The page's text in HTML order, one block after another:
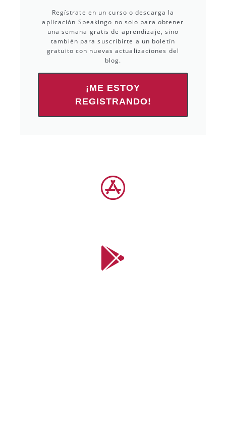
Regístrate en un curso o descarga la
aplicación Speakingo no solo para obtener
una semana gratis de aprendizaje, sino
también para suscribirte a un boletín
gratuito con nuevas actualizaciones del
blog.
¡ME ESTOY
REGISTRANDO!